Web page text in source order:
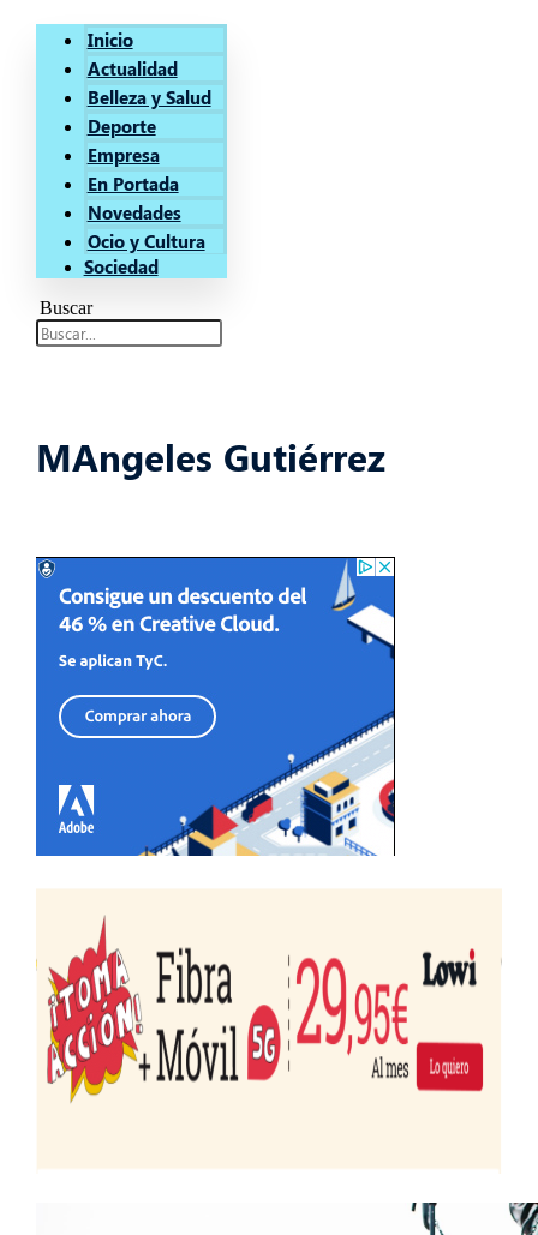
Inicio
Actualidad
Belleza y Salud
Deporte
Empresa
En Portada
Novedades
Ocio y Cultura
Sociedad
Buscar
MAngeles Gutiérrez